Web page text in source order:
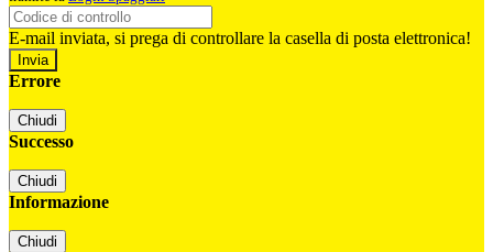
E-mail inviata, si prega di controllare la casella di posta elettronica!
Errore
Chiudi
Successo
Chiudi
Informazione
Chiudi